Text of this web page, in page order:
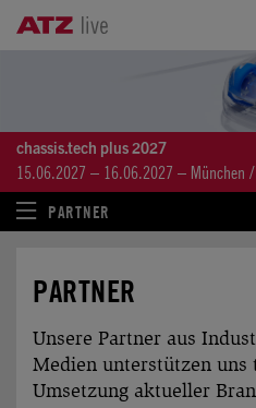
chassis.tech plus 2027
15.06.2027 – 16.06.2027 – München
PARTNER
PARTNER
Unsere Partner aus
Medien unterstützen
Umsetzung aktueller